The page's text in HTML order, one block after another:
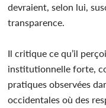
devraient, selon lui,
transparence.
Il critique ce qu’il
institutionnelle forte,
pratiques observées
occidentales où des